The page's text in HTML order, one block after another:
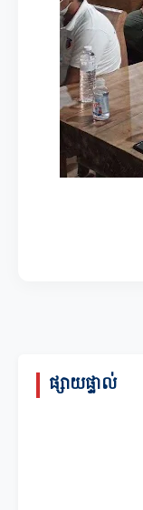
ផ្សាយផ្ទាល់